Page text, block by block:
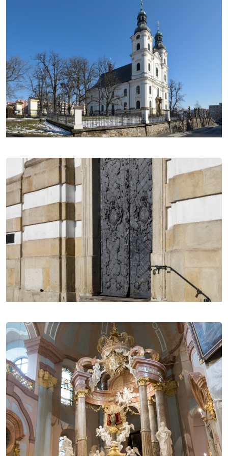
Zásahem císaře Karla VI. však Vápenky zůstaly v péči
frýdeckých farářů. Jelikož počet mariánských
ctitelů na zdejších poutích každoročně narůstal,
vybízela neúnosná situace k výstavbě chrámu.
Vratislavský biskup však zvolil zdrženlivější postoj a
roku 1735 ustanovil zvláštní duchovní komisi, která
měla prozkoumat pravost zázračných uzdravení na
přímluvu Panny Marie Frýdecké. Závěry vyzněly
kladně a stavbě chrámu již nestálo nic v cestě. K
realizaci mohutného a prostorného kostela podle
projektu Bartoloměje Wittwera, zednického mistra z
Vratislavi, se odhodlali frýdecký farář Kryštof Jan
Karolína Františka Terezie, roz. z Almesloe. Základní
kámen byl položen 4. října 1740. Výstavbu
protahovaly slezské války mezi Rakouskem a
Pruskem. Dne 13. května 1759 byl chrám Navštívení
Panny Marie vysvěcen vratislavským biskupem
Filipem Gotthardem Schaffgotschem. Dvojice
průčelních věží, které se staly novou dominantou
Frýdku i celého kraje, byly dostavěny až v průběhu
70. let 18. století. Chrám je 47,25 m dlouhý, 25,25 m
široký a 22,75 m vysoký. Na jeho výstavbě a výzdobě
interiéru se podíleli přední slezští a moravští umělci.
Po stranách chrámové lodi je šest bočních kaplí s
Eliáše Františka Ignáce Herberta) a plastikami.
Oltáře na pravé straně směrem od hlavního oltáře
jsou zasvěceny sv. Josefovi, sv. Filipovi a sv.
Hedvice, patronce Slezska. Na protilehlé straně pak
sv. Michaelovi, sv. Františkovi z Assisi a sv. Janovi z
Boha. Za hlavním oltářem s milostnou sochou Panny
Marie Frýdecké, dostavěném v roce 1796, se nachází
kaple sv. Jana Nepomuckého. Na pravé straně k
presbytáři přiléhá kaple sv. Kříže, v níž se nacházela
rodinná hrobka Pražmů z Bílkova. Z interiéru chrámu
zaujme ještě soubor zpovědnic z poloviny 18.